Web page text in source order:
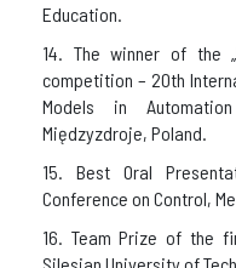
Education.
14. The winner of the
competition – 20th
Models in
Międzyzdroje, Poland.
15. Best Oral
Conference on Control,
16. Team Prize of the